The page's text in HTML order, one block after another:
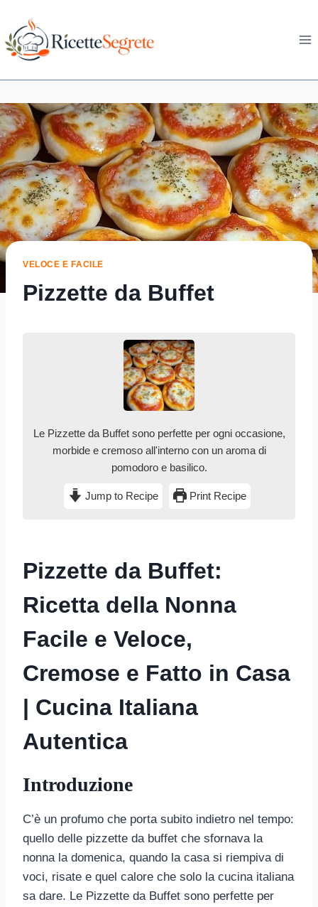
content
VELOCE E FACILE
Pizzette da Buffet
Le Pizzette da Buffet sono perfette per ogni occasione,
morbide e cremoso all'interno con un aroma di
pomodoro e basilico.
Jump to Recipe Print Recipe
Pizzette da Buffet:
Ricetta della Nonna
Facile e Veloce,
Cremose e Fatto in Casa
| Cucina Italiana
Autentica
Introduzione
C’è un profumo che porta subito indietro nel tempo:
quello delle pizzette da buffet che sfornava la
nonna la domenica, quando la casa si riempiva di
voci, risate e quel calore che solo la cucina italiana
sa dare. Le Pizzette da Buffet sono perfette per